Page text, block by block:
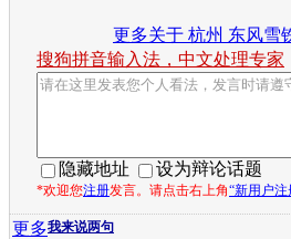
更多关于 杭州 东风雪
搜狗拼音输入法，中文处理专家
隐藏地址 设为辩论话题
*欢迎您注册发言。请点击右上角“新用户注
我来说两句
更多